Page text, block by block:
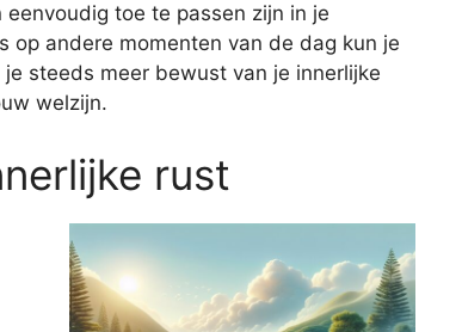
toe te passen zijn in je
op andere momenten van de dag kun je
steeds meer bewust van je innerlijke
welzijn.
rust